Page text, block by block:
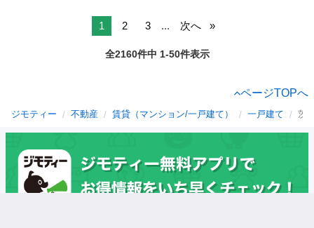
1 2 3 ... 次へ
全2160件中 1-50件表示
ページTOPへ
ジモティー 不動産 賃貸（マンション/一戸建て） 一戸建て 茨